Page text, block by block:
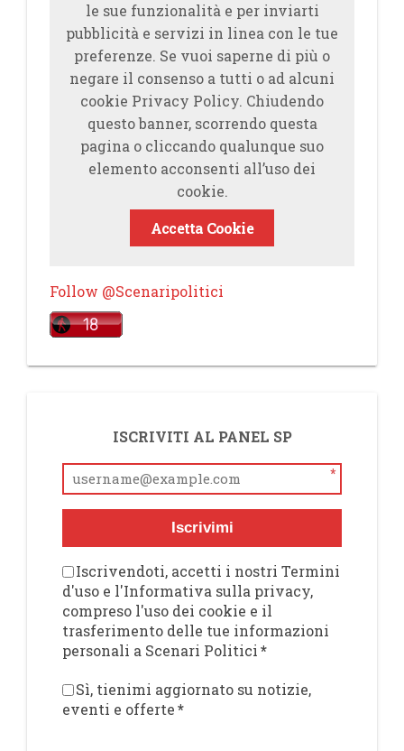
le sue funzionalità e per inviarti
pubblicità e servizi in linea con le tue
preferenze. Se vuoi saperne di più o
negare il consenso a tutti o ad alcuni
cookie Privacy Policy. Chiudendo
questo banner, scorrendo questa
pagina o cliccando qualunque suo
elemento acconsenti all’uso dei
cookie.
Accetta Cookie
Follow @Scenaripolitici
ISCRIVITI AL PANEL SP
*
Iscrivimi
Iscrivendoti, accetti i nostri Termini
d'uso e l'Informativa sulla privacy,
compreso l'uso dei cookie e il
trasferimento delle tue informazioni
personali a Scenari Politici*
Sì, tienimi aggiornato su notizie,
eventi e offerte*